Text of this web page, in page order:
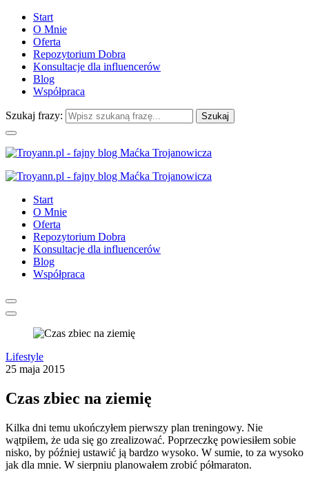
Start
O Mnie
Oferta
Repozytorium Dobra
Konsultacje dla influencerów
Blog
Współpraca
Szukaj frazy:
Start
O Mnie
Oferta
Repozytorium Dobra
Konsultacje dla influencerów
Blog
Współpraca
Lifestyle
25 maja 2015
Czas zbiec na ziemię
Kilka dni temu ukończyłem pierwszy plan treningowy. Nie
wątpiłem, że uda się go zrealizować. Poprzeczkę powiesiłem sobie
nisko, by później ustawić ją bardzo wysoko. W sumie, to za wysoko
jak dla mnie. W sierpniu planowałem zrobić półmaraton.